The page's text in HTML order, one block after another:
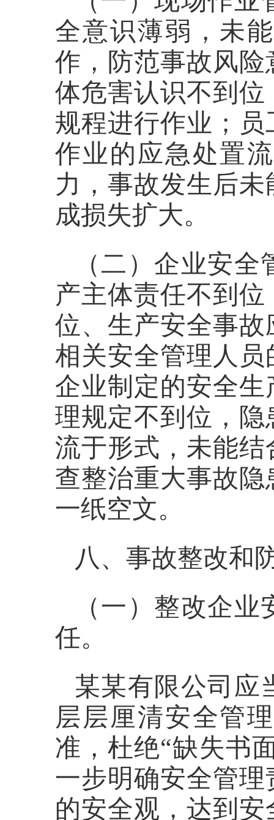
全意识薄弱，未
作，防范事故风
体危害认识不到
规程进行作业；
作业的应急处置
力，事故发生后
成损失扩大。
（二）企业安全
产主体责任不到
位、生产安全事
相关安全管理人
企业制定的安全
理规定不到位，
流于形式，未能
查整治重大事故
一纸空文。
八、事故整改和
（一）整改企
任。
某某有限公司应
层层厘清安全管
准，杜绝“缺失书
一步明确安全管
的安全观，达到